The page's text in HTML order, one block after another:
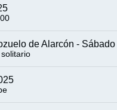
de Alarcón -
solitario